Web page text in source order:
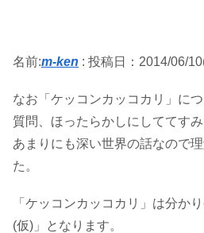
名前:m-ken : 投稿日：2014/06/
なお「ケッコンカッコカリ」に
質問、ほったらかしにしててすみ
あまりにも深い世界の話なので
た。
「ケッコンカッコカリ」は分か
(仮)」となります。